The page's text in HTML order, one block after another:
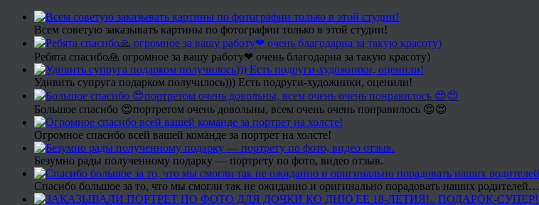
Всем советую заказывать картины по фотографии только в этой студии!
Ребята спасибо🙏 огромное за вашу работу❤ очень благодарна за такую красоту)
Удивить супруга подарком получилось))) Есть подруги-художники, оценили!
Большое спасибо 😍портретом очень довольны, всем очень очень понравилось 😍😍
Огромное спасибо всей вашей команде за портрет на холсте!
Безумно рады полученному подарку — портрету по фото, видео отзыв.
Спасибо большое за то, что мы смогли так не ожиданно и оригинально порадовать наших родителей…